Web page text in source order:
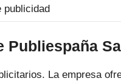
publicidad
Publiespaña
La empresa